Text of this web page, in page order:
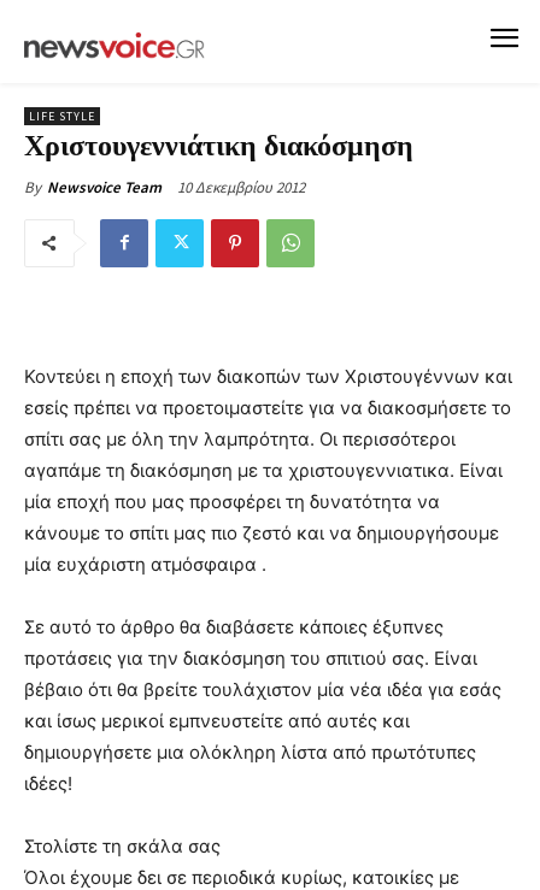
LIFE STYLE
Χριστουγεννιάτικη διακόσμηση
By Newsvoice Team 10 Δεκεμβρίου 2012
Κοντεύει η εποχή των διακοπών των Χριστουγέννων και
εσείς πρέπει να προετοιμαστείτε για να διακοσμήσετε το
σπίτι σας με όλη την λαμπρότητα. Οι περισσότεροι
αγαπάμε τη διακόσμηση με τα χριστουγεννιατικα. Είναι
μία εποχή που μας προσφέρει τη δυνατότητα να
κάνουμε το σπίτι μας πιο ζεστό και να δημιουργήσουμε
μία ευχάριστη ατμόσφαιρα .
Σε αυτό το άρθρο θα διαβάσετε κάποιες έξυπνες
προτάσεις για την διακόσμηση του σπιτιού σας. Είναι
βέβαιο ότι θα βρείτε τουλάχιστον μία νέα ιδέα για εσάς
και ίσως μερικοί εμπνευστείτε από αυτές και
δημιουργήσετε μια ολόκληρη λίστα από πρωτότυπες
ιδέες!
Στολίστε τη σκάλα σας
Όλοι έχουμε δει σε περιοδικά κυρίως, κατοικίες με